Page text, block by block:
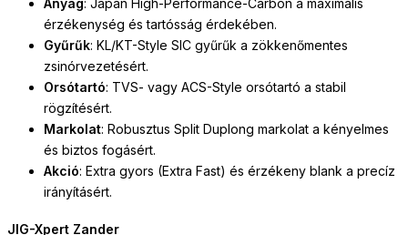
érzékenység és tartósság érdekében.
Gyűrűk: KL/KT-Style SIC gyűrűk a zökkenőmentes
zsinórvezetésért.
Orsótartó: TVS- vagy ACS-Style orsótartó a stabil
rögzítésért.
Markolat: Robusztus Split Duplong markolat a kényelmes
és biztos fogásért.
Akció: Extra gyors (Extra Fast) és érzékeny blank a precíz
irányításért.
JIG-Xpert Zander